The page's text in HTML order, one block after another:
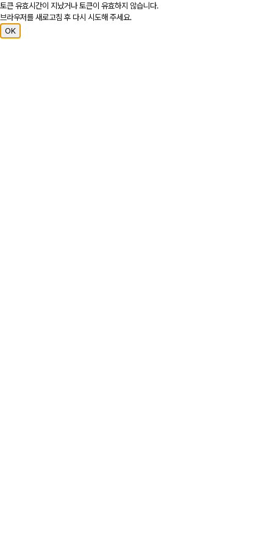
토큰 유효시간이 지났거나 토큰이 유효하지 않습니다.
브라우저를 새로고침 후 다시 시도해 주세요.
OK